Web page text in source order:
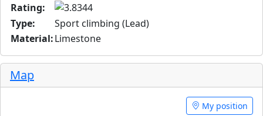
Rating:
Type:
Sport climbing (Lead)
Material:Limestone
Map
My position